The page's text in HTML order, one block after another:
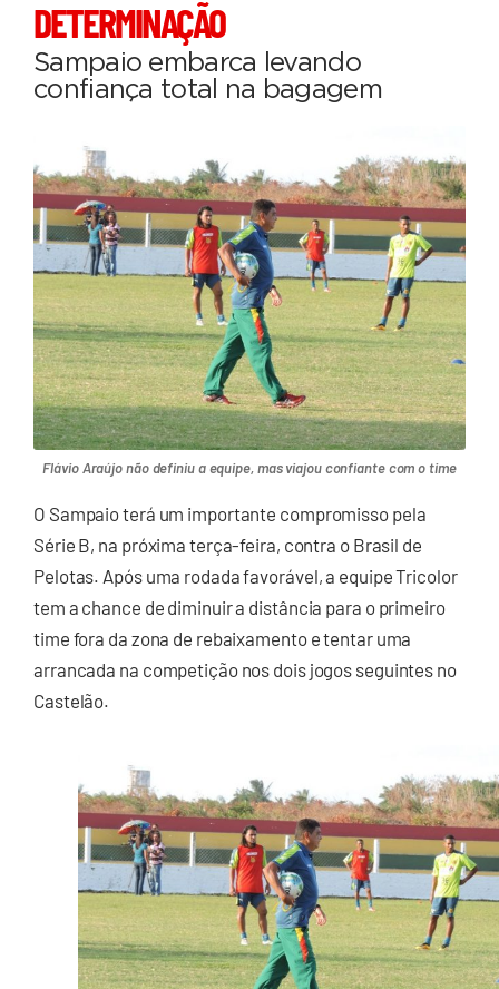
DETERMINAÇÃO
Sampaio embarca levando
confiança total na bagagem
Flávio Araújo não definiu a equipe, mas viajou confiante com o time
O Sampaio terá um importante compromisso pela
Série B, na próxima terça-feira, contra o Brasil de
Pelotas. Após uma rodada favorável, a equipe Tricolor
tem a chance de diminuir a distância para o primeiro
time fora da zona de rebaixamento e tentar uma
arrancada na competição nos dois jogos seguintes no
Castelão.